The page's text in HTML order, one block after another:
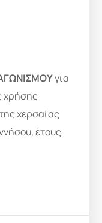
για
χρήσης
χερσαίας
έτους